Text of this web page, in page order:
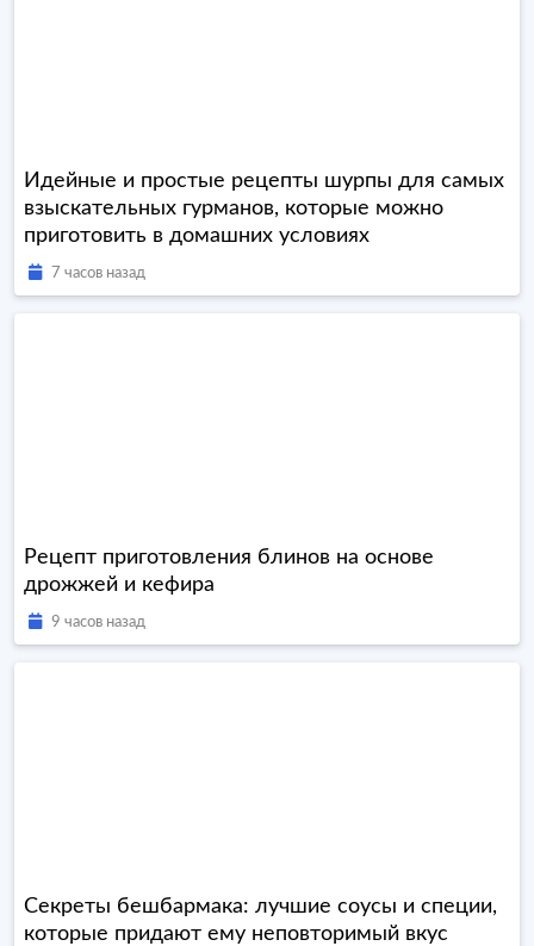
Идейные и простые рецепты шурпы для самых
взыскательных гурманов, которые можно
приготовить в домашних условиях
7 часов назад
Рецепт приготовления блинов на основе
дрожжей и кефира
9 часов назад
Секреты бешбармака: лучшие соусы и специи,
которые придают ему неповторимый вкус